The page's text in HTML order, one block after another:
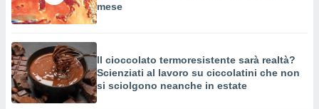
mese
Il cioccolato termoresistente sarà realtà?
Scienziati al lavoro su ciccolatini che non
si sciolgono neanche in estate